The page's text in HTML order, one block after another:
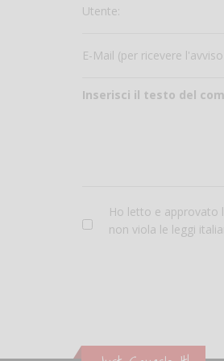
Utente:
E-Mail (per ricevere
Inserisci il testo del
Ho letto e approvato
non viola le leggi